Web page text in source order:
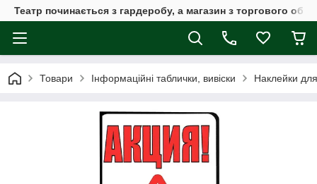
Театр починається з гардеробу, а магазин з торгового
Товари Інформаційні таблички, вивіски Наклейки